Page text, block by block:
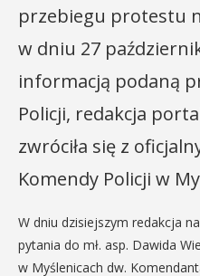
przebiegu protestu
w dniu 27
informacją podaną
Policji, redakcja
zwróciła się z
Komendy Policji w
W dniu dzisiejszym redakcja
pytania do mł. asp. Dawida
w Myślenicach dw.